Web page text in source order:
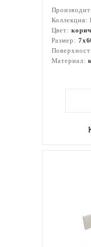
Коллекция:
Цвет:
Размер:
Материал: